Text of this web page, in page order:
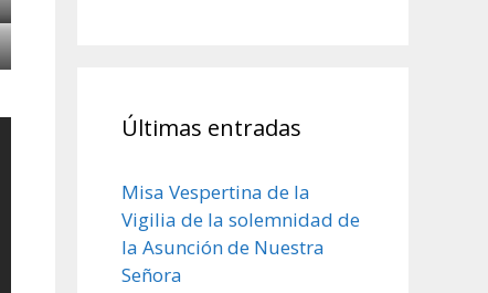
Últimas entradas
Misa Vespertina de la
Vigilia de la solemnidad de
la Asunción de Nuestra
Señora